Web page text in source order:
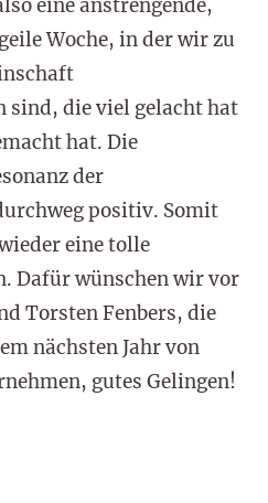
eine anstrengende,
Woche, in der wir zu
sind, die viel gelacht hat
hat. Die
der
positiv. Somit
eine tolle
Dafür wünschen wir vor
Torsten Fenbers, die
nächsten Jahr von
gutes Gelingen!